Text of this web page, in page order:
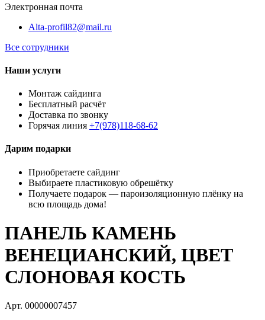
Электронная почта
Alta-profil82@mail.ru
Все сотрудники
Наши услуги
Монтаж сайдинга
Бесплатный расчёт
Доставка по звонку
Горячая линия +7(978)118-68-62
Дарим подарки
Приобретаете сайдинг
Выбираете пластиковую обрешётку
Получаете подарок — пароизоляционную плёнку на
всю площадь дома!
ПАНЕЛЬ КАМЕНЬ
ВЕНЕЦИАНСКИЙ, ЦВЕТ
СЛОНОВАЯ КОСТЬ
Арт. 00000007457